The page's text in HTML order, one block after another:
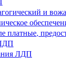
и
платные,
ЛДП